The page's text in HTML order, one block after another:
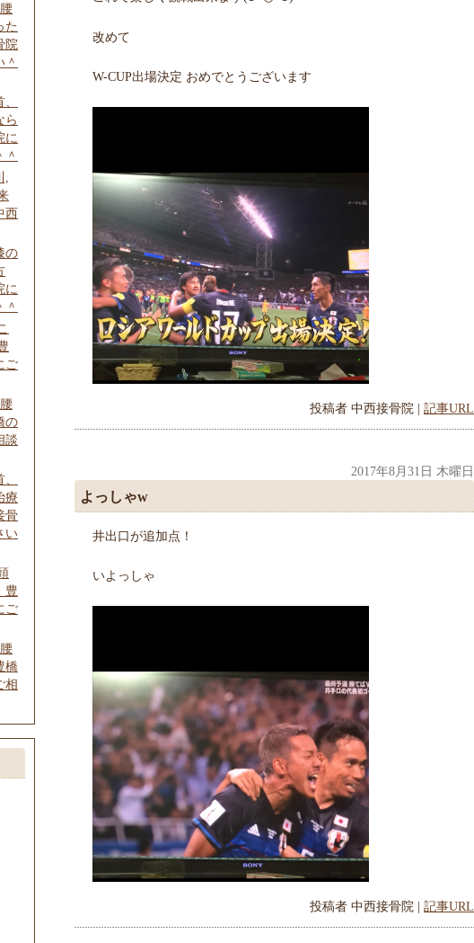
改めて
W-CUP出場決定 おめでとうございます
投稿者 中西接骨院 | 記事URL
2017年8月31日 木曜日
よっしゃw
井出口が追加点！
いよっしゃ
投稿者 中西接骨院 | 記事URL
た
院
＾
ら
に
＾
,
西
の
に
＾
ご
の
談
療
骨
い
豊
ご
橋
相